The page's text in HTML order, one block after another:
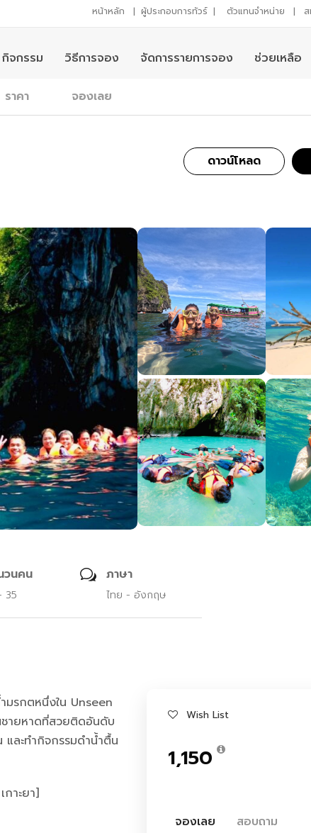
หน้าหลัก | ผู้ประกอบการทัวร์ | ตัวแทนจำหน่าย |
กิจกรรม วิธีการจอง จัดการรายการจอง ช่วยเหลือ
ราคา จองเลย
ดาวน์โหลด
วนคน
35
ภาษา
ไทย - อังกฤษ
มรกตหนึ่งใน Unseen
ชายหาดที่สวยติดอันดับ
และทำกิจกรรมดำน้ำตื้น
าะยา]
Wish List
1,150
จองเลย สอบถาม